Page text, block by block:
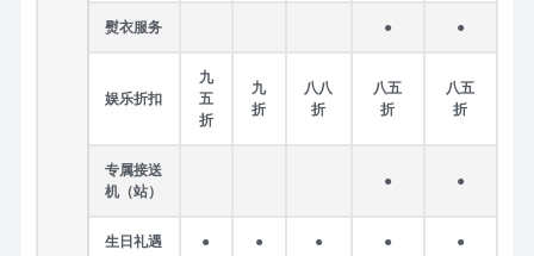
熨衣服务 ● ●
娱乐折扣
九
五
折
九
折
八八
折
八五
折
八五
折
专属接送
机（站）
● ●
生日礼遇 ● ● ● ● ●